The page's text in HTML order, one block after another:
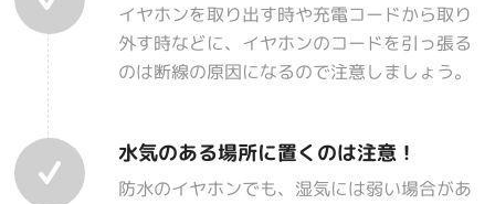
イヤホンを取り出す時や充電コードから取り
外す時などに、イヤホンのコードを引っ張る
のは断線の原因になるので注意しましょう。
水気のある場所に置くのは注意！
防水のイヤホンでも、湿気には弱い場合があ